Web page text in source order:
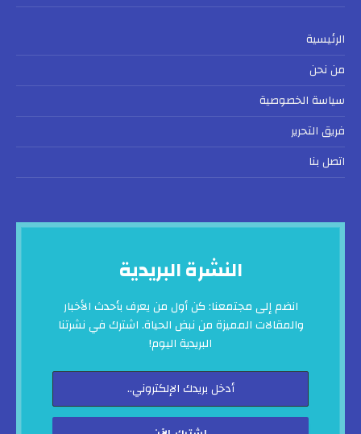
الرئيسية
من نحن
سياسة الخصوصية
فريق التحرير
اتصل بنا
النشرة البريدية
انضم إلى مجتمعنا: كن أول من يعرف بأحدث الأخبار
والمقالات المميزة من نبض الحياة. اشترك في نشرتنا
البريدية اليوم!